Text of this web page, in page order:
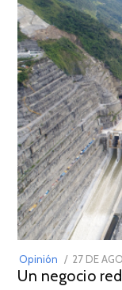
Opinión
POSTED
ON
27 DE
Un negocio